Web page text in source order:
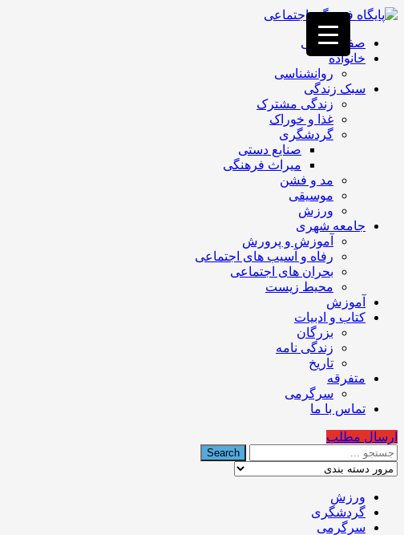
فصد
غرب
تهران
خشکشویی
تصفیه
تهران
صفحه اصلی
خانواده
روانشناسی
سبک زندگی
زندگی مشترک
غذا و خوراک
گردشگری
صنایع دستی
میراث فرهنگی
مد و فشن
موسیقی
ورزش
جامعه شهری
آموزش و پرورش
رفاه و آسیب های اجتماعی
بحران های اجتماعی
محیط زیست
آموزش
کتاب و ادبیات
بزرگان
زندگی نامه
تاریخ
متفرقه
سرگرمی
تماس با ما
ارسال مطلب
ورزش
گردشگری
سرگرمی